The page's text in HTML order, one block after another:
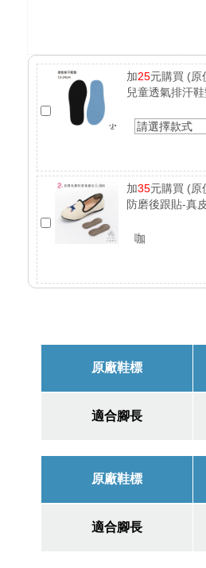
加25元購買 (原
兒童透氣排汗
請選擇款式
加35元購買 (原
防磨後跟貼-真
咖